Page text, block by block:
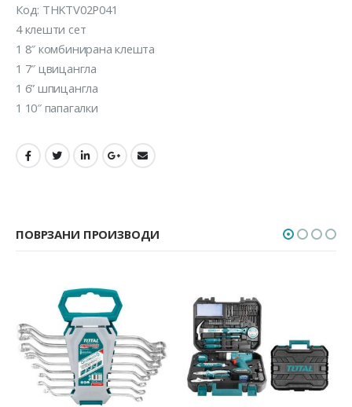
Код: THKTV02P041
4 клешти сет
1 8″ комбинирана клешта
1 7″ цвицангла
1 6” шпицангла
1 10″ папагалки
ПОВРЗАНИ ПРОИЗВОДИ